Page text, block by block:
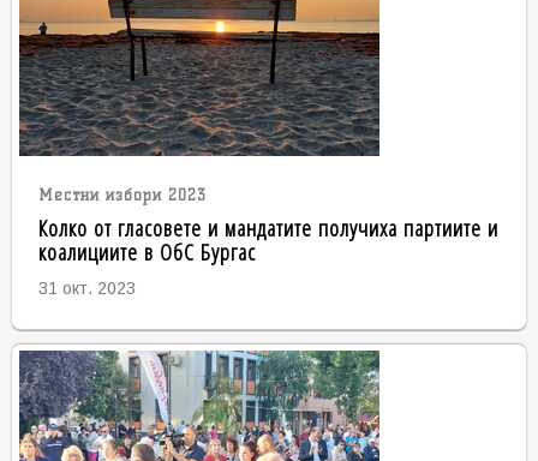
Местни избори 2023
Колко от гласовете и мандатите получиха партиите и
коалициите в ОбС Бургас
31 окт. 2023